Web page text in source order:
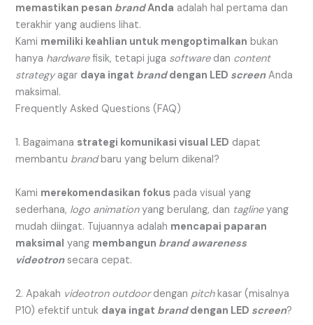
memastikan pesan brandAnda adalah hal pertama dan
terakhir yang audiens lihat.
Kami memiliki keahlian untuk mengoptimalkan bukan
hanya hardwarefisik, tetapi juga softwaredan content
strategyagar daya ingat branddengan LED screenAnda
maksimal.
Frequently Asked Questions (FAQ)
1. Bagaimana strategi komunikasi visual LED dapat
membantu brandbaru yang belum dikenal?
Kami merekomendasikan fokus pada visual yang
sederhana, logo animationyang berulang, dan taglineyang
mudah diingat. Tujuannya adalah mencapai paparan
maksimal yang membangun brand awareness
videotronsecara cepat.
2. Apakah videotron outdoordengan pitchkasar (misalnya
P10) efektif untuk daya ingat branddengan LED screen?